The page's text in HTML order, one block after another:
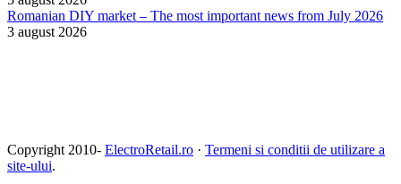
Romanian DIY market – The most important news from July 2026
3 august 2026
Copyright 2010- ElectroRetail.ro · Termeni si conditii de utilizare a
site-ului.